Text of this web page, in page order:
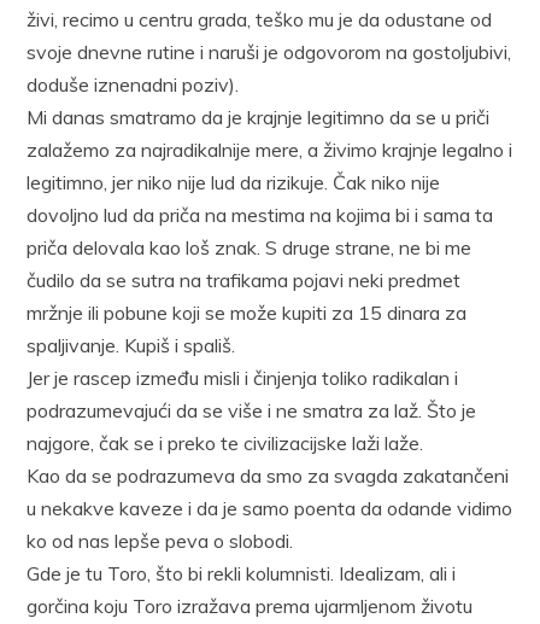
živi, recimo u centru grada, teško mu je da odustane od
svoje dnevne rutine i naruši je odgovorom na gostoljubivi,
doduše iznenadni poziv).
Mi danas smatramo da je krajnje legitimno da se u priči
zalažemo za najradikalnije mere, a živimo krajnje legalno i
legitimno, jer niko nije lud da rizikuje. Čak niko nije
dovoljno lud da priča na mestima na kojima bi i sama ta
priča delovala kao loš znak. S druge strane, ne bi me
čudilo da se sutra na trafikama pojavi neki predmet
mržnje ili pobune koji se može kupiti za 15 dinara za
spaljivanje. Kupiš i spališ.
Jer je rascep između misli i činjenja toliko radikalan i
podrazumevajući da se više i ne smatra za laž. Što je
najgore, čak se i preko te civilizacijske laži laže.
Kao da se podrazumeva da smo za svagda zakatančeni
u nekakve kaveze i da je samo poenta da odande vidimo
ko od nas lepše peva o slobodi.
Gde je tu Toro, što bi rekli kolumnisti. Idealizam, ali i
gorčina koju Toro izražava prema ujarmljenom životu